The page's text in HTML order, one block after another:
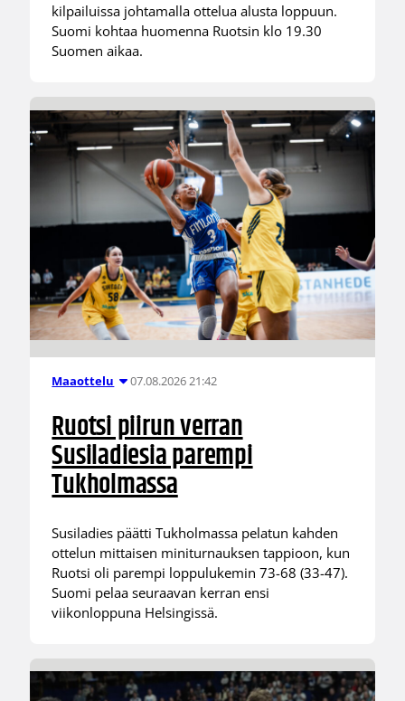
kilpailuissa johtamalla ottelua alusta loppuun.
Suomi kohtaa huomenna Ruotsin klo 19.30
Suomen aikaa.
Maaottelu 07.08.2026 21:42
Ruotsi piirun verran
Susiladiesia parempi
Tukholmassa
Susiladies päätti Tukholmassa pelatun kahden
ottelun mittaisen miniturnauksen tappioon, kun
Ruotsi oli parempi loppulukemin 73-68 (33-47).
Suomi pelaa seuraavan kerran ensi
viikonloppuna Helsingissä.